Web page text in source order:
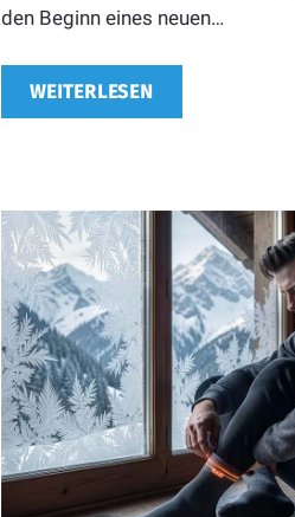
den Beginn eines neuen…
WEITERLESEN